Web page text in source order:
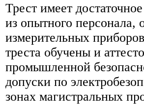
Трест имеет
из опытного
измерительных
треста обучены и
промышленной
допуски по
зонах магистральных